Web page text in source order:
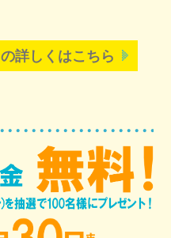
の詳しくはこちら